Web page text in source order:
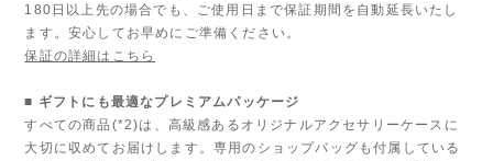
180日以上先の場合でも、ご使用日まで保証期間を自動延長いたし
ます。安心してお早めにご準備ください。
保証の詳細はこちら
■ ギフトにも最適なプレミアムパッケージ
すべての商品(*2)は、高級感あるオリジナルアクセサリーケースに
大切に収めてお届けします。専用のショップバッグも付属している